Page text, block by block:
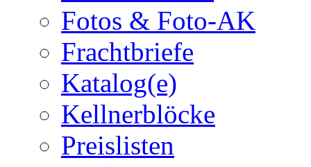
Fotos & Foto-AK
Frachtbriefe
Katalog(e)
Kellnerblöcke
Preislisten